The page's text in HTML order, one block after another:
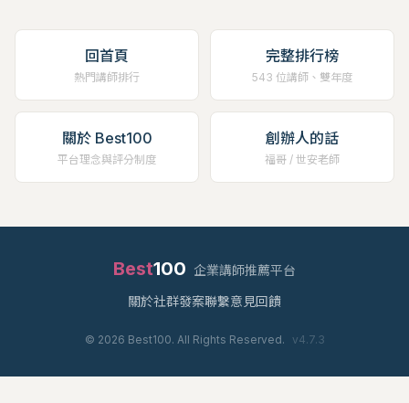
回首頁
熱門講師排行
完整排行榜
543 位講師、雙年度
關於 Best100
平台理念與評分制度
創辦人的話
福哥 / 世安老師
Best100 企業講師推薦平台
關於社群發案聯繫意見回饋
© 2026 Best100. All Rights Reserved. v4.7.3